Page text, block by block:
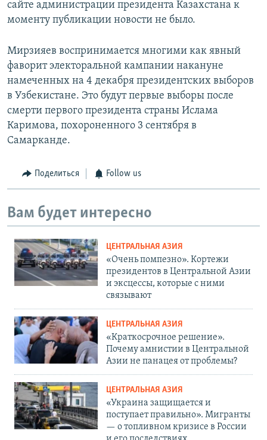
сайте администрации президента Казахстана к
моменту публикации новости не было.
Мирзияев воспринимается многими как явный
фаворит электоральной кампании накануне
намеченных на 4 декабря президентских выборов
в Узбекистане. Это будут первые выборы после
смерти первого президента страны Ислама
Каримова, похороненного 3 сентября в
Самарканде.
Поделиться Follow us
Вам будет интересно
ЦЕНТРАЛЬНАЯ АЗИЯ
«Очень помпезно». Кортежи
президентов в Центральной Азии
и эксцессы, которые с ними
связывают
ЦЕНТРАЛЬНАЯ АЗИЯ
«Краткосрочное решение».
Почему амнистии в Центральной
Азии не панацея от проблемы?
ЦЕНТРАЛЬНАЯ АЗИЯ
«Украина защищается и
поступает правильно». Мигранты
— о топливном кризисе в России